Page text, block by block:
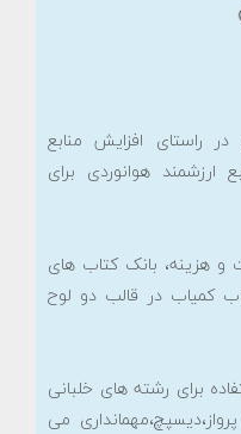
راستای افزایش منابع
هوانوردی برای
هزینه، بانک کتاب های
کمیاب در قالب دو لوح
برای رشته های خلبانی
می